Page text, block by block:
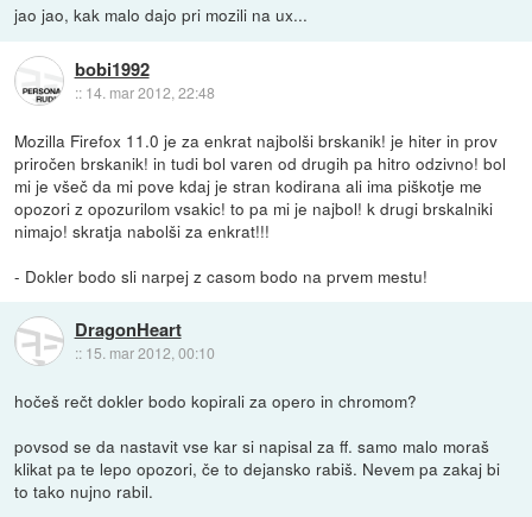
jao jao, kak malo dajo pri mozili na ux...
bobi1992
:: 14. mar 2012, 22:48
Mozilla Firefox 11.0 je za enkrat najbolši brskanik! je hiter in prov
priročen brskanik! in tudi bol varen od drugih pa hitro odzivno! bol
mi je všeč da mi pove kdaj je stran kodirana ali ima piškotje me
opozori z opozurilom vsakic! to pa mi je najbol! k drugi brskalniki
nimajo! skratja nabolši za enkrat!!!
- Dokler bodo sli narpej z casom bodo na prvem mestu!
DragonHeart
:: 15. mar 2012, 00:10
hočeš rečt dokler bodo kopirali za opero in chromom?
povsod se da nastavit vse kar si napisal za ff. samo malo moraš
klikat pa te lepo opozori, če to dejansko rabiš. Nevem pa zakaj bi
to tako nujno rabil.